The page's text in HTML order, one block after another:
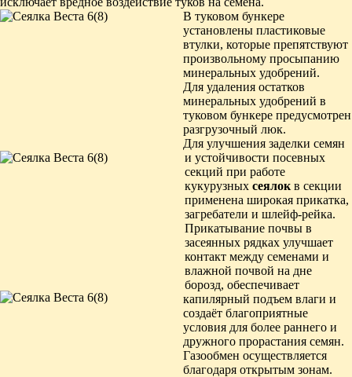
В туковом бункере
установлены пластиковые
втулки, которые препятствуют
произвольному просыпанию
минеральных удобрений.
Для удаления остатков
минеральных удобрений в
туковом бункере предусмотрен
разгрузочный люк.
Для улучшения заделки семян
и устойчивости посевных
секций при работе
кукурузных сеялок в секции
применена широкая прикатка,
загребатели и шлейф-рейка.
Прикатывание почвы в
засеянных рядках улучшает
контакт между семенами и
влажной почвой на дне
борозд, обеспечивает
капилярный подъем влаги и
создаёт благоприятные
условия для более раннего и
дружного прорастания семян.
Газообмен осуществляется
благодаря открытым зонам.